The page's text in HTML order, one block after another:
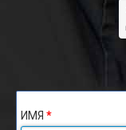
ИМЯ *